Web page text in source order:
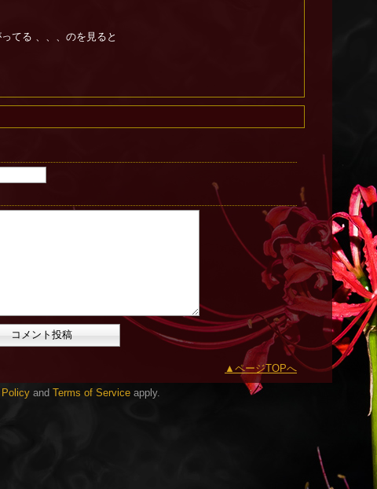
てる 、、、のを見ると
ページTOPへ
and Terms of Service apply.